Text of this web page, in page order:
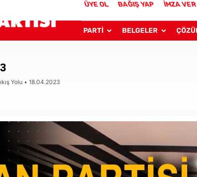
ÜYE OL BAĞIŞ YAP İMZA VER
PARTİ BELGELER
Yolu • 18.04.2023